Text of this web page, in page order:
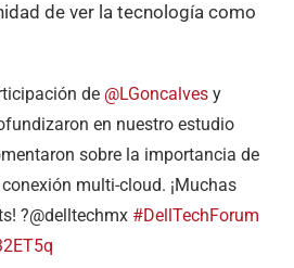
de ver la tecnología como
de @LGoncalves y
en nuestro estudio
sobre la importancia de
multi-cloud. ¡Muchas
?@delltechmx #DellTechForum